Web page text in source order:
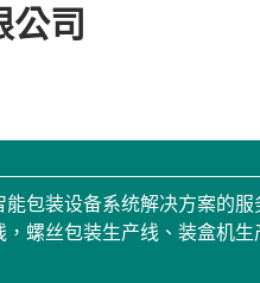
公司
包装设备系统解决方案的服
螺丝包装生产线、装盒机